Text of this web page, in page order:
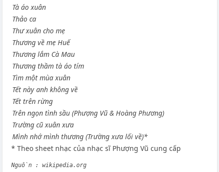
Tà áo xuân
Thảo ca
Thư xuân cho mẹ
Thương về mẹ Huế
Thương lắm Cà Mau
Thương thầm tà áo tím
Tìm một mùa xuân
Tết này anh không về
Tết trên rừng
Trên ngọn tình sầu (Phượng Vũ & Hoàng Phương)
Trường cũ xuân xưa
Mình nhớ mình thương (Trường xưa lối về)*
* Theo sheet nhạc của nhạc sĩ Phượng Vũ cung cấp
Nguồn : wikipedia.org